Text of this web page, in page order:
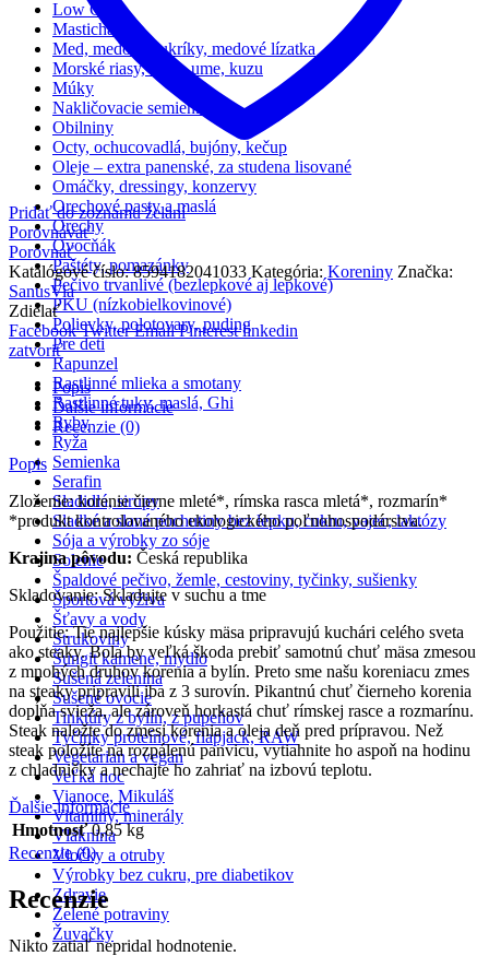
Low Carb
Masticha
Med, medové cukríky, medové lízatka
Morské riasy, miso, ume, kuzu
Múky
Nakličovacie semienka
Obilniny
Octy, ochucovadlá, bujóny, kečup
Oleje – extra panenské, za studena lisované
Omáčky, dressingy, konzervy
Orechové pasty a maslá
Orechy
Ovocňák
Paštéty, pomazánky
Pečivo trvanlivé (bezlepkové aj lepkové)
PKU (nízkobielkovinové)
Polievky, polotovary, puding
Pre deti
Rapunzel
Rastlinné mlieka a smotany
Rastlinné tuky, maslá, Ghi
Ryby
Ryža
Semienka
Serafin
Sladidlá, sirupy
Sladké a slané pochutiny bez lepku, cukru, vajec, laktózy
Sója a výrobky zo sóje
Solenie
Špaldové pečivo, žemle, cestoviny, tyčinky, sušienky
Športová výživa
Šťavy a vody
Strukoviny
Šungit kamene, mydlo
Sušená zelenina
Sušené ovocie
Tinktúry z bylín, z pupeňov
Tyčinky proteínové, flapjack, RAW
Vegetarian a vegan
Veľká noc
Vianoce, Mikuláš
Vitamíny, minerály
Vláknina
Vločky a otruby
Výrobky bez cukru, pre diabetikov
Zdravie
Zelené potraviny
Žuvačky
Pridať do zoznamu želaní
Porovnávať
Porovnať
Katalógové číslo:8594182041033 Kategória: Koreniny Značka:
SanusVia
Zdielať
Facebook Twitter Email Pinterest linkedin
zatvoriť
Popis
Ďalšie informácie
Recenzie (0)
Popis
Zloženie: korenie čierne mleté*, rímska rasca mletá*, rozmarín*
*produkt kontrolovaného ekologického poľnohospodárstva.
Krajina pôvodu: Česká republika
Skladovanie: Skladujte v suchu a tme
Použitie: Tie najlepšie kúsky mäsa pripravujú kuchári celého sveta
ako steaky. Bola by veľká škoda prebiť samotnú chuť mäsa zmesou
z mnohých druhov korenia a bylín. Preto sme našu koreniacu zmes
na steaky pripravili iba z 3 surovín. Pikantnú chuť čierneho korenia
dopĺňa svieža, ale zároveň horkastá chuť rímskej rasce a rozmarínu.
Steak naložte do zmesi korenia a oleja deň pred prípravou. Než
steak položíte na rozpálenú panvicu, vytiahnite ho aspoň na hodinu
z chladničky a nechajte ho zahriať na izbovú teplotu.
Ďalšie informácie
Hmotnosť 0,85 kg
Recenzie (0)
Recenzie
Nikto zatiaľ nepridal hodnotenie.